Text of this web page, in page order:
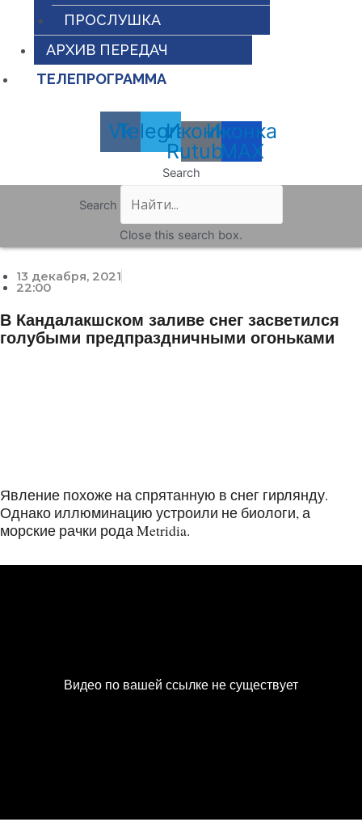
ПРОСЛУШКА
АРХИВ ПЕРЕДАЧ
ТЕЛЕПРОГРАММА
Vk
Telegram
Иконка
Rutube
Иконка
MAX
Search
Search
Close this search box.
13 декабря, 2021
22:00
В Кандалакшском заливе снег засветился
голубыми предпраздничными огоньками
Явление похоже на спрятанную в снег гирлянду.
Однако иллюминацию устроили не биологи, а
морские рачки рода Metridia.